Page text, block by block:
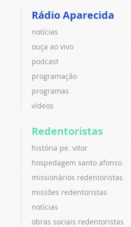
Rádio Aparecida
notícias
ouça ao vivo
podcast
programação
programas
vídeos
Redentoristas
história pe. vitor
hospedagem santo afonso
missionários redentoristas
missões redentoristas
notícias
obras sociais redentoristas